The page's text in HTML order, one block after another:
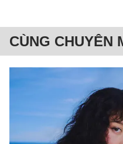
CÙNG CHUYÊN